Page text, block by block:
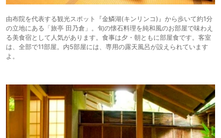
由布院を代表する観光スポット『金鱗湖(キンリンコ)』から歩いて約1分
の立地にある「旅亭 田乃倉」。旬の懐石料理を純和風のお部屋で味わえ
る美食宿として人気があります。食事は夕・朝ともに部屋食です。客室
は、全部で11部屋。内5部屋には、専用の露天風呂が設えられています
よ。